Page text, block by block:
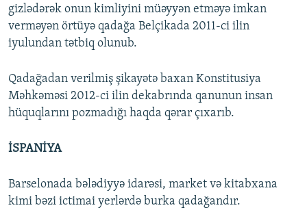
gizlədərək onun kimliyini müəyyən etməyə imkan
verməyən örtüyə qadağa Belçikada 2011-ci ilin
iyulundan tətbiq olunub.
Qadağadan verilmiş şikayətə baxan Konstitusiya
Məhkəməsi 2012-ci ilin dekabrında qanunun insan
hüquqlarını pozmadığı haqda qərar çıxarıb.
İSPANİYA
Barselonada bələdiyyə idarəsi, market və kitabxana
kimi bəzi ictimai yerlərdə burka qadağandır.